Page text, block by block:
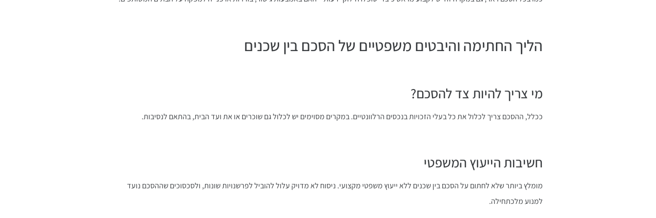
הליך החתימה והיבטים משפטיים של הסכם בין שכנים
מי צריך להיות צד להסכם?
ככלל, ההסכם צריך לכלול את כל בעלי הזכויות בנכסים הרלוונטיים. במקרים מסוימים יש לכלול גם שוכרים או את ועד הבית, בהתאם לנסיבות.
חשיבות הייעוץ המשפטי
מומלץ ביותר שלא לחתום על הסכם בין שכנים ללא ייעוץ משפטי מקצועי. ניסוח לא מדויק עלול להוביל לפרשנויות שונות, ולסכסוכים שההסכם נועד
למנוע מלכתחילה.